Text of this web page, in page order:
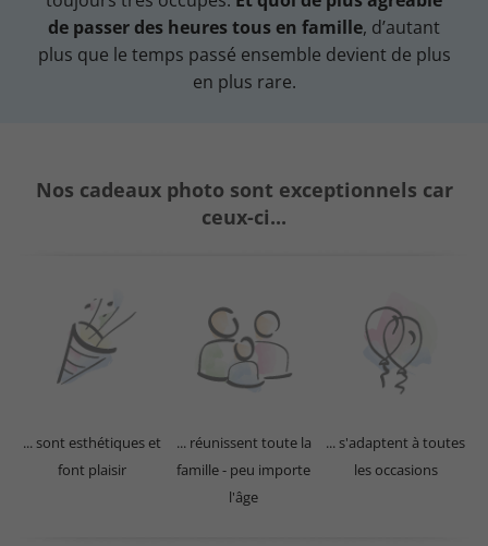
de passer des heures tous en famille, d’autant
plus que le temps passé ensemble devient de plus
en plus rare.
Nos cadeaux photo sont exceptionnels car
ceux-ci...
... sont esthétiques et
font plaisir
... réunissent toute la
famille - peu importe
l'âge
... s'adaptent à toutes
les occasions